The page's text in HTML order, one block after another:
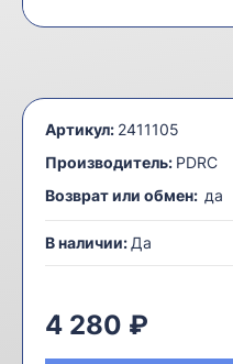
Артикул: 2411105
Производитель: PDRC
Возврат или обмен: да
В наличии: Да
4 280 ₽